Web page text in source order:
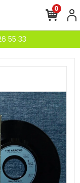
55 33
0